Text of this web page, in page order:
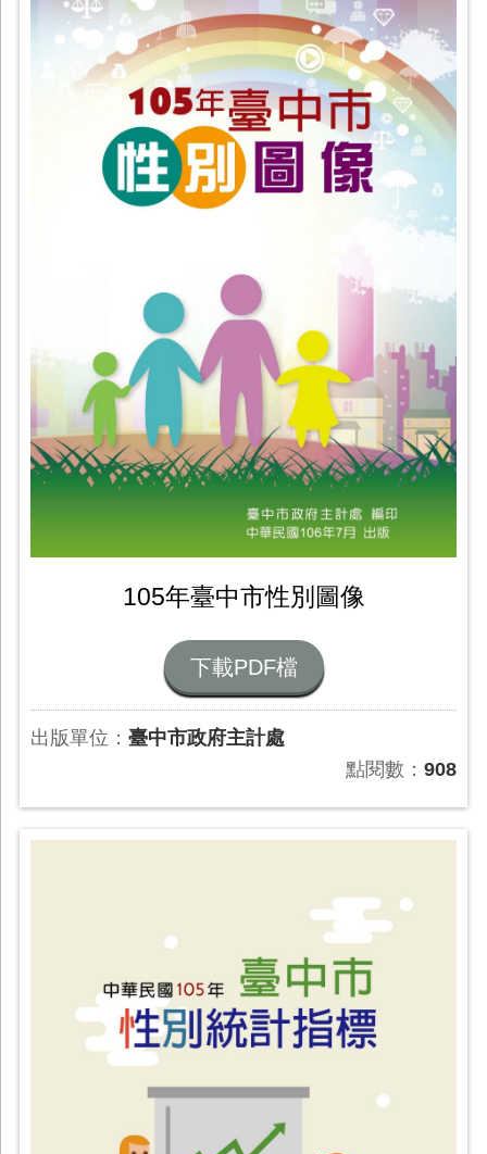
105年臺中市性別圖像
下載PDF檔
出版單位： 臺中市政府主計處
點閱數：908